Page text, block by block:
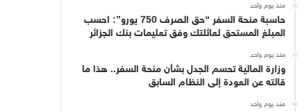
منذ يوم واحد
حاسبة منحة السفر “حق الصرف 750 يورو”: احسب
المبلغ المستحق لعائلتك وفق تعليمات بنك الجزائر
منذ يوم واحد
وزارة المالية تحسم الجدل بشأن منحة السفر.. هذا ما
قالته عن العودة إلى النظام السابق
منذ يوم واحد